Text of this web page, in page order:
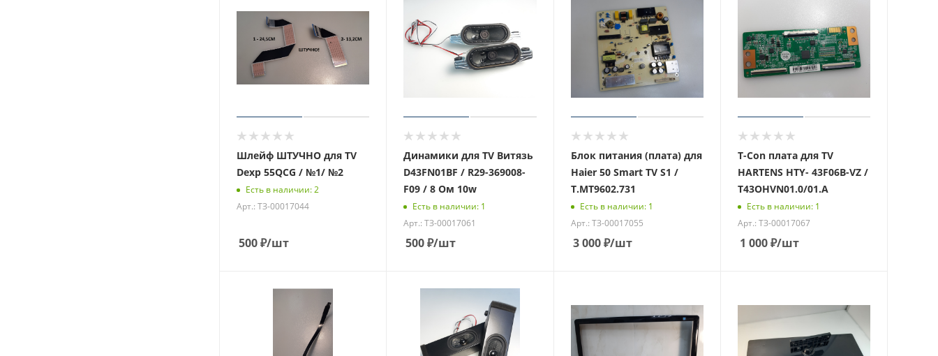
Шлейф ШТУЧНО для TV
Dexp 55QCG / №1/ №2
Есть в наличии: 2
Арт.: ТЗ-00017044
500₽/шт
Динамики для TV Витязь
D43FN01BF / R29-369008-
F09 / 8 Ом 10w
Есть в наличии: 1
Арт.: ТЗ-00017061
500₽/шт
Блок питания (плата) для
Haier 50 Smart TV S1 /
T.MT9602.731
Есть в наличии: 1
Арт.: ТЗ-00017055
3 000₽/шт
T-Con плата для TV
HARTENS HTY- 43F06B-VZ /
T43OHVN01.0/01.A
Есть в наличии: 1
Арт.: ТЗ-00017067
1 000₽/шт